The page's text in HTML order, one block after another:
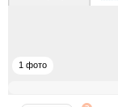
1 фото